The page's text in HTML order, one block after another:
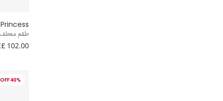
طقم معطف
102.00
40% OFF